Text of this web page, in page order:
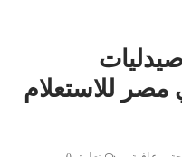
مصر للاستعلام